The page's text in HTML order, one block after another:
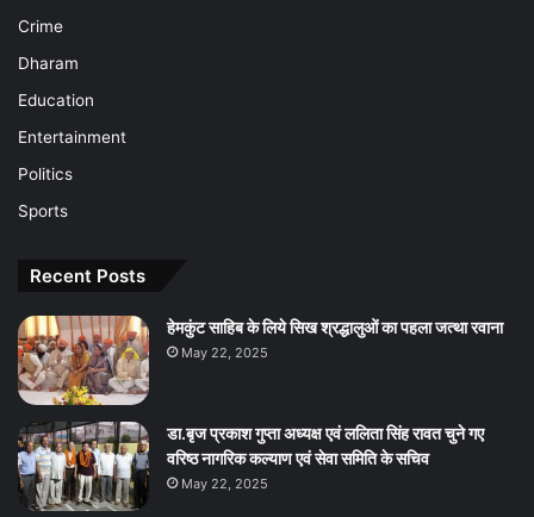
Crime
Dharam
Education
Entertainment
Politics
Sports
Recent Posts
हेमकुंट साहिब के लिये सिख श्रद्धालुओं का पहला जत्था रवाना
May 22, 2025
डा.बृज प्रकाश गुप्ता अध्यक्ष एवं ललिता सिंह रावत चुने गए
वरिष्ठ नागरिक कल्याण एवं सेवा समिति के सचिव
May 22, 2025